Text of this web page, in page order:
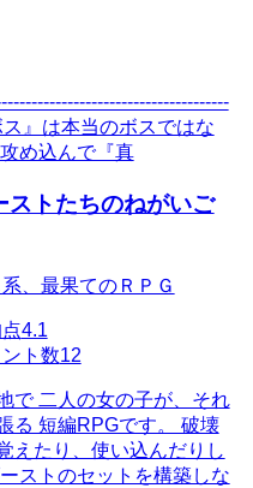
』は本当のボスではな
め込んで『真
ストたちのねがいご
、最果てのＲＰＧ
4.1
ト数12
で 二人の女の子が、それ
る 短編RPGです。 破壊
えたり、使い込んだりし
ストのセットを構築しな